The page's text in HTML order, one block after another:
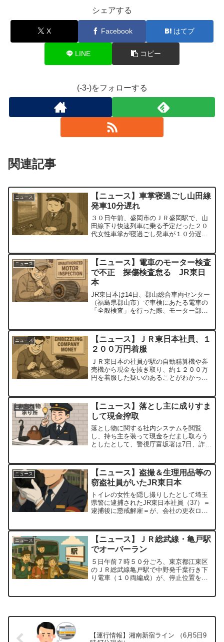
シェアする
X Facebook はてブ
LINE コピー
(-3-)をフォローする
関連記事
ニュース
【ニュース】車掌寝過ごし山田線
発車10分遅れ
３０日午前、盛岡市のＪＲ盛岡駅で、山
田線下り快速列車に乗る予定だった２０
代女性車掌が寝過ごし発車が１０分遅れ
だったが、休憩室で仮眠していて寝過ご
した。岩手日報2023年...
ニュース
【ニュース】電車のモーター検査
で不正 探傷検査怠る JR東日
本
JR東日本は14日、郡山総合車両センター
（福島県郡山市）で車検にあたる電車の
「全般検査」を行った際、モーター部品
と発表した。検査機器が故障したため、
目視だけで済ませてい...
ニュース
【ニュース】ＪＲ東日本社員、１
２００万円着服
ＪＲ東日本の社員が駅の自動精算機や券
売機から現金を抜き取り、約１２００万
円を着服した疑いのあることがわかっ
（東京都港区）などで約５０回にわたっ
て着服を繰り返したという。...
ニュース
【ニュース】落とし主に成りすま
して現金搾取
落とし物に関する社内システムを閲覧
し、持ち主を装って現金をだまし取ろう
としたとして、警視庁富坂署は7日、詐欺
健至容疑者（33）＝千葉県松戸市＝を逮
捕した。産経新聞2...
ニュース
【ニュース】盗撮＆生理用品等の
窃盗社員がいたJR東日本
トイレの女性を隠し撮りしたとして埼玉
県警に逮捕されたJR東日本社員（37）＝
逮捕後に懲戒解雇＝が、会社の更衣ロッ
日、捜査関係者への取材で分かった。さ
らに、勾留中に面会し...
ニュース
【ニュース】ＪＲ総武線・亀戸駅
でオーバーラン
５日午前７時５０分ごろ、東京都江東区
のＪＲ総武線亀戸駅で中野発千葉行き下
り電車（１０両編成）が、停止位置を約
【運行情報】湘南新宿ライン （6月5日9